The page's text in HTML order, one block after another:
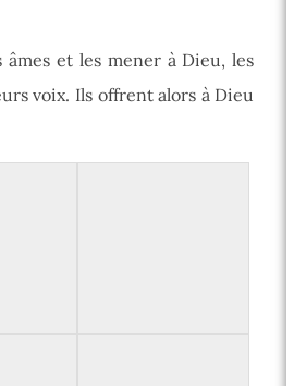
et les mener à Dieu, les
voix. Ils offrent alors à Dieu